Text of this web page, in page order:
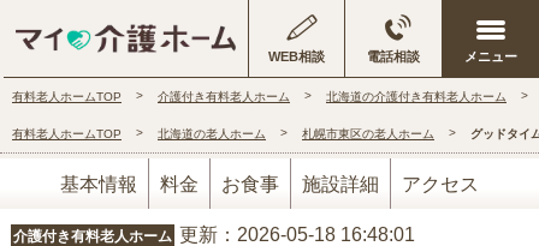
WEB相談 電話相談
有料老人ホームTOP 介護付き有料老人ホーム 北海道の介護付き有料老人ホーム
有料老人ホームTOP 北海道の老人ホーム 札幌市東区の老人ホーム グッドタイ
基本情報 料金 お食事 施設詳細 アクセス
介護付き有料老人ホーム 更新：2026-05-18 16:48:01